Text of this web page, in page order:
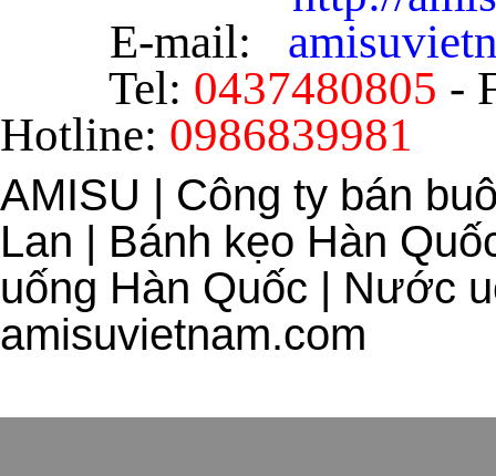
E-mail:
Tel: 0437480805 -
Hotline: 0986839981
AMISU | Công ty bán
Lan | Bánh kẹo Hàn
uống Hàn Quốc | Nước
amisuvietnam.com